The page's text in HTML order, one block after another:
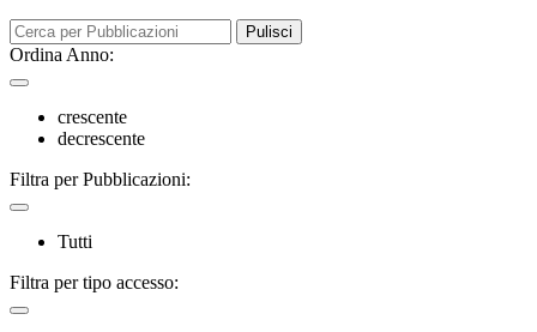
Pulisci
Ordina Anno:
crescente
decrescente
Filtra per Pubblicazioni:
Tutti
Filtra per tipo accesso: